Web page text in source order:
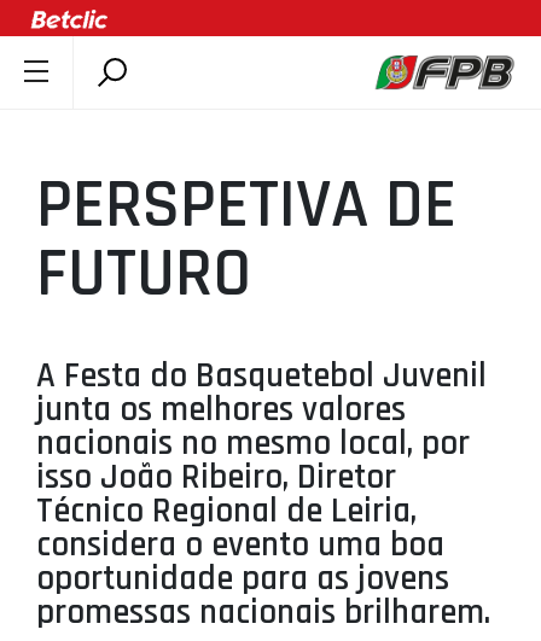
ÚLTIMAS
COMPETIÇÕES
ASSOCIAÇÕES
AGENTES
AGENDA
SELEÇÕES
MINIBASQUETE
ÁREA TÉCNICA
PROJETOS
LIGA BETCLIC MASCULINA
PERSPETIVA DE
FUTURO
A Festa do Basquetebol Juvenil
junta os melhores valores
nacionais no mesmo local, por
isso João Ribeiro, Diretor
Técnico Regional de Leiria,
considera o evento uma boa
oportunidade para as jovens
promessas nacionais brilharem.